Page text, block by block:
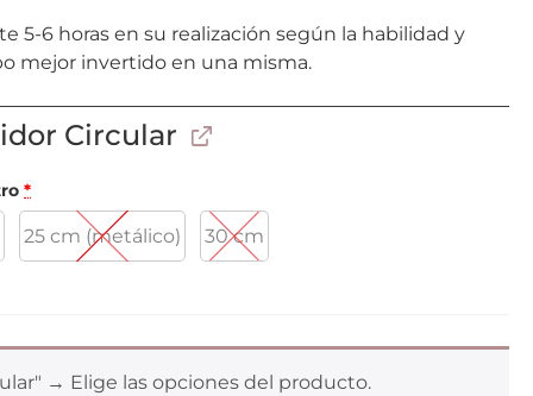
5-6 horas en su realización según la habilidad y
mejor invertido en una misma.
Circular
*
25 cm (metálico) 30 cm
→ Elige las opciones del producto.